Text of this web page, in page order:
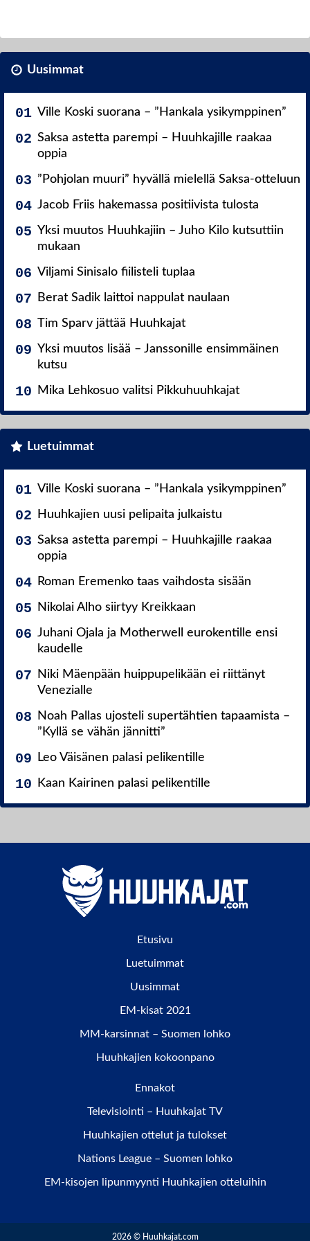
Uusimmat
Ville Koski suorana – ”Hankala ysikymppinen”
Saksa astetta parempi – Huuhkajille raakaa
oppia
”Pohjolan muuri” hyvällä mielellä Saksa-otteluun
Jacob Friis hakemassa positiivista tulosta
Yksi muutos Huuhkajiin – Juho Kilo kutsuttiin
mukaan
Viljami Sinisalo fiilisteli tuplaa
Berat Sadik laittoi nappulat naulaan
Tim Sparv jättää Huuhkajat
Yksi muutos lisää – Janssonille ensimmäinen
kutsu
Mika Lehkosuo valitsi Pikkuhuuhkajat
Luetuimmat
Ville Koski suorana – ”Hankala ysikymppinen”
Huuhkajien uusi pelipaita julkaistu
Saksa astetta parempi – Huuhkajille raakaa
oppia
Roman Eremenko taas vaihdosta sisään
Nikolai Alho siirtyy Kreikkaan
Juhani Ojala ja Motherwell eurokentille ensi
kaudelle
Niki Mäenpään huippupelikään ei riittänyt
Venezialle
Noah Pallas ujosteli supertähtien tapaamista –
”Kyllä se vähän jännitti”
Leo Väisänen palasi pelikentille
Kaan Kairinen palasi pelikentille
Etusivu
Luetuimmat
Uusimmat
EM-kisat 2021
MM-karsinnat – Suomen lohko
Huuhkajien kokoonpano
Ennakot
Televisiointi – Huuhkajat TV
Huuhkajien ottelut ja tulokset
Nations League – Suomen lohko
EM-kisojen lipunmyynti Huuhkajien otteluihin
2026 © Huuhkajat.com